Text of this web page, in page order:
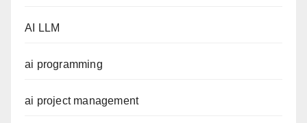
AI LLM
ai programming
ai project management